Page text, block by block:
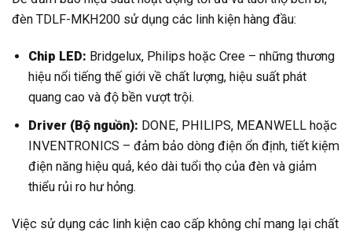
đèn TDLF-MKH200 sử dụng các linh kiện hàng đầu:
Chip LED: Bridgelux, Philips hoặc Cree – những thương
hiệu nổi tiếng thế giới về chất lượng, hiệu suất phát
quang cao và độ bền vượt trội.
Driver (Bộ nguồn): DONE, PHILIPS, MEANWELL hoặc
INVENTRONICS – đảm bảo dòng điện ổn định, tiết kiệm
điện năng hiệu quả, kéo dài tuổi thọ của đèn và giảm
thiểu rủi ro hư hỏng.
Việc sử dụng các linh kiện cao cấp không chỉ mang lại chất